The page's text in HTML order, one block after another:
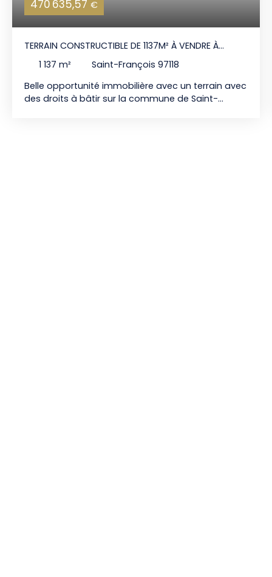
470 635,57 €
TERRAIN CONSTRUCTIBLE DE 1137M² À VENDRE À
SAINT-FRANÇOIS
1 137 m²
Saint-François 97118
Belle opportunité immobilière avec un terrain avec
des droits à bâtir sur la commune de Saint-